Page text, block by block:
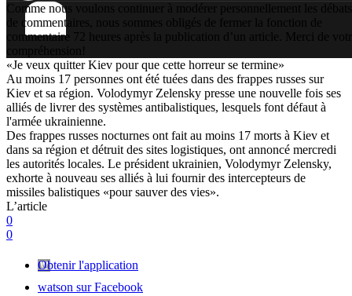
Comme nous voulons continuer à modérer personnellement les débats
de commentaires, nous sommes obligés de fermer la fonction de
commentaire 72 heures après la publication d’un article. Merci de
compréhension!
«Je veux quitter Kiev pour que cette horreur se termine»
Au moins 17 personnes ont été tuées dans des frappes russes sur
Kiev et sa région. Volodymyr Zelensky presse une nouvelle fois ses
alliés de livrer des systèmes antibalistiques, lesquels font défaut à
l'armée ukrainienne.
Des frappes russes nocturnes ont fait au moins 17 morts à Kiev et
dans sa région et détruit des sites logistiques, ont annoncé mercredi
les autorités locales. Le président ukrainien, Volodymyr Zelensky,
exhorte à nouveau ses alliés à lui fournir des intercepteurs de
missiles balistiques «pour sauver des vies».
L’article
0
0
Obtenir l'application
watson sur Facebook